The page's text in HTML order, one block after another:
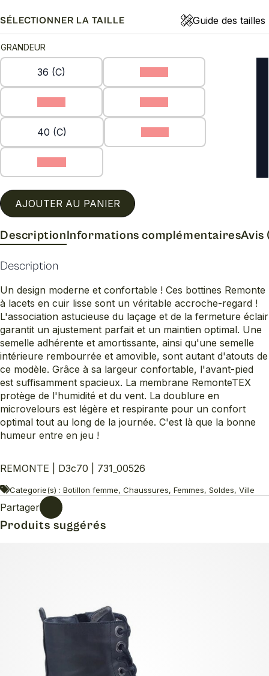
SÉLECTIONNER LA TAILLE Guide des tailles
GRANDEUR
36 (C)
40 (C)
AJOUTER AU PANIER
DescriptionInformations complémentairesAvis
Description
Un design moderne et confortable ! Ces bottines Remonte
à lacets en cuir lisse sont un véritable accroche-regard !
L'association astucieuse du laçage et de la fermeture éclair
garantit un ajustement parfait et un maintien optimal. Une
semelle adhérente et amortissante, ainsi qu'une semelle
intérieure rembourrée et amovible, sont autant d'atouts de
ce modèle. Grâce à sa largeur confortable, l'avant-pied
est suffisamment spacieux. La membrane RemonteTEX
protège de l'humidité et du vent. La doublure en
microvelours est légère et respirante pour un confort
optimal tout au long de la journée. C'est là que la bonne
humeur entre en jeu !
REMONTE | D3c70 | 731_00526
Categorie(s) : Botillon femme, Chaussures, Femmes, Soldes, Ville
Partager
Produits suggérés